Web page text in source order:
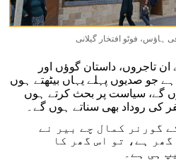
ہاؤس، فوٹو افتخار گیلانی
تاجروں، داستان گوؤں اور
جو صدیوں پہلے یہاں بیٹھتے ہوں
گے، سیاست پر بحث کرتے ہوں
کی روداد بھی سناتے ہوں گے۔
گورنر کمال چے بیر نے
ہے، تو اس گھر کا
ہی ہے۔